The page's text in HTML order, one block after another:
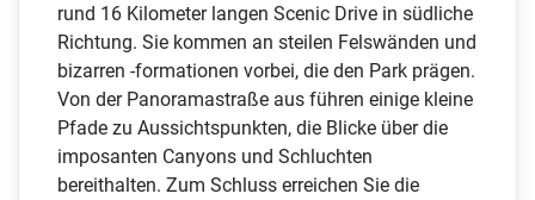
rund 16 Kilometer langen Scenic Drive in südliche
Richtung. Sie kommen an steilen Felswänden und
bizarren -formationen vorbei, die den Park prägen.
Von der Panoramastraße aus führen einige kleine
Pfade zu Aussichtspunkten, die Blicke über die
imposanten Canyons und Schluchten
bereithalten. Zum Schluss erreichen Sie die